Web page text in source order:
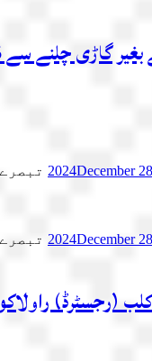
December
December
(رجسٹرڈ)